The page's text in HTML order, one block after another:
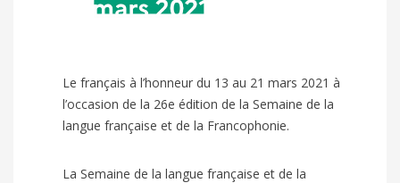
Le français à l’honneur du 13 au 21 mars 2021 à
l’occasion de la 26e édition de la Semaine de la
langue française et de la Francophonie.
La Semaine de la langue française et de la